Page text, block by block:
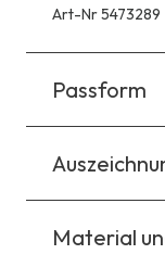
Art-Nr 5473289
Passform
Material